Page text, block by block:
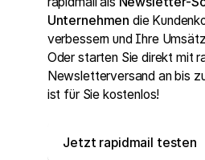
Unternehmen die
verbessern und Ihre
Oder starten Sie direkt mit
Newsletterversand an bis
ist für Sie kostenlos!
Jetzt rapidmail testen